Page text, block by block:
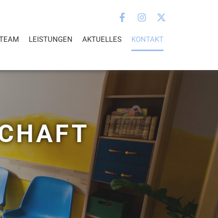
LEISTUNGEN AKTUELLES KONTAKT